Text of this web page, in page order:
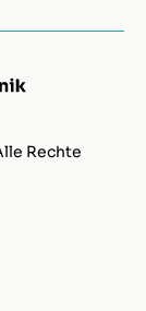
Rechte